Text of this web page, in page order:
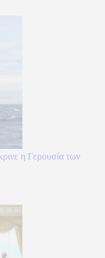
η Γερουσία των